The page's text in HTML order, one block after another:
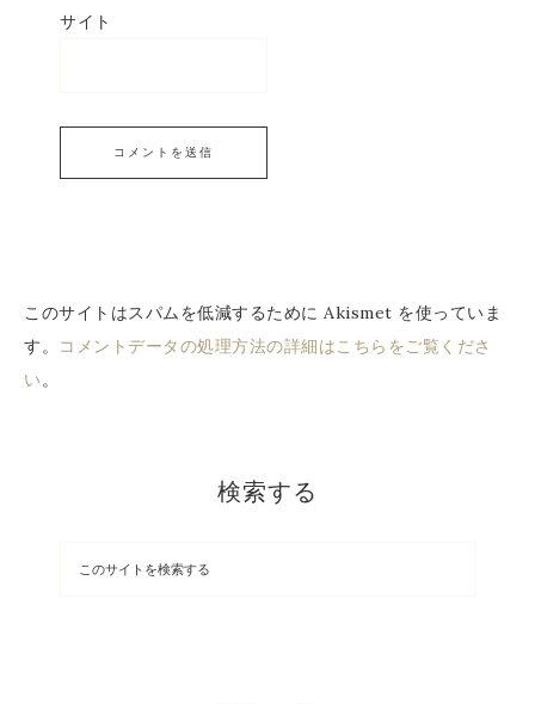
サイト
このサイトはスパムを低減するために Akismet を使っていま
す。
コメントデータの処理方法の詳細はこちらをご覧くださ
い。
検索する